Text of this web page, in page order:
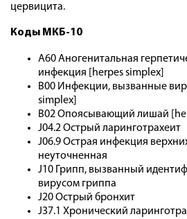
цервицита.
Коды МКБ-10
A60 Аногенитальная
инфекция [herpes simplex]
B00 Инфекции, вызванные
simplex]
B02 Опоясывающий лишай
J04.2 Острый ларинготрахеит
J06.9 Острая инфекция
неуточненная
J10 Грипп, вызванный
вирусом гриппа
J20 Острый бронхит
J37.1 Хронический